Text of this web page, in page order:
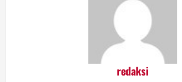
redaksi